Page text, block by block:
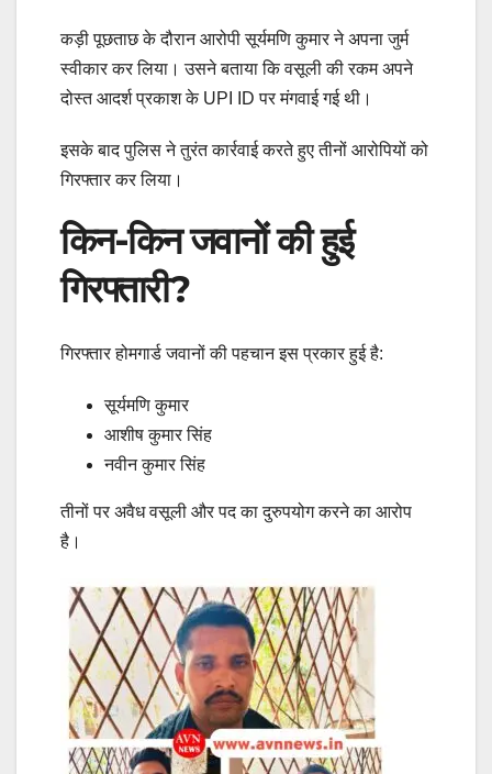
कड़ी पूछताछ के दौरान आरोपी सूर्यमणि कुमार ने अपना जुर्म
स्वीकार कर लिया। उसने बताया कि वसूली की रकम अपने
दोस्त आदर्श प्रकाश के UPI ID पर मंगवाई गई थी।
इसके बाद पुलिस ने तुरंत कार्रवाई करते हुए तीनों आरोपियों को
गिरफ्तार कर लिया।
किन-किन जवानों की हुई
गिरफ्तारी?
गिरफ्तार होमगार्ड जवानों की पहचान इस प्रकार हुई है:
सूर्यमणि कुमार
आशीष कुमार सिंह
नवीन कुमार सिंह
तीनों पर अवैध वसूली और पद का दुरुपयोग करने का आरोप
है।